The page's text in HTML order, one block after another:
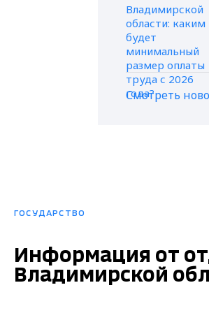
Смотреть
ГОСУДАРСТВО
Информация от
Владимирской